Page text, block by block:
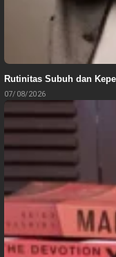
Rutinitas Subuh dan
07/08/2026